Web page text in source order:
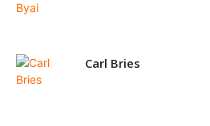
Carl Bries